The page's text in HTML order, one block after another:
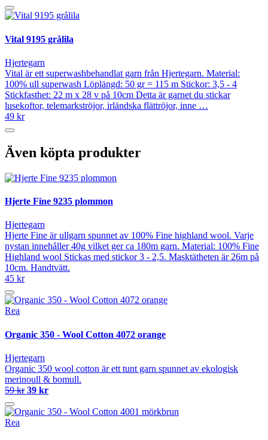
Vital 9195 grålila
Hjertegarn
Vital är ett superwashbehandlat garn från Hjertegarn. Material:
100% ull superwash Löplängd: 50 gr = 115 m Stickor: 3,5 - 4
Stickfasthet: 22 m x 28 v på 10cm Detta är garnet du stickar
lusekoftor, telemarkströjor, irländska flättröjor, inne …
49 kr
Även köpta produkter
Hjerte Fine 9235 plommon
Hjertegarn
Hjerte Fine är ullgarn spunnet av 100% Fine highland wool. Varje
nystan innehåller 40g vilket ger ca 180m garn. Material: 100% Fine
Highland wool Stickas med stickor 3 - 2,5. Masktätheten är 26m på
10cm. Handtvätt.
45 kr
Rea
Organic 350 - Wool Cotton 4072 orange
Hjertegarn
Organic 350 wool cotton är ett tunt garn spunnet av ekologisk
merinoull & bomull.
59 kr 39 kr
Rea